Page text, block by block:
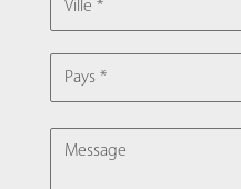
PAYS
MESSAGE